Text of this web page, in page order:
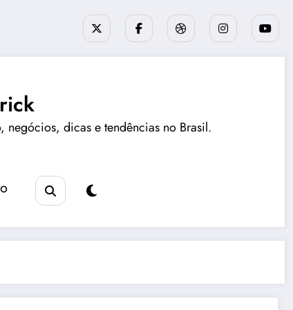
negócios, dicas e tendências no Brasil.